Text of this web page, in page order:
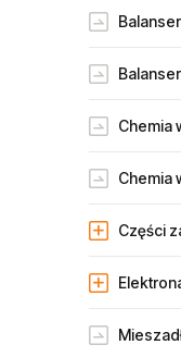
Chemia
Chemia
Części